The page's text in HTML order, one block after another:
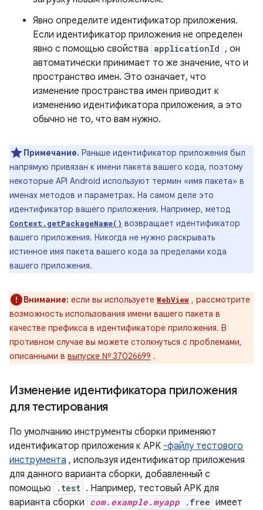
Явно определите идентификатор приложения.
Если идентификатор приложения не определен
явно с помощью свойства applicationId , он
автоматически принимает то же значение, что и
пространство имен. Это означает, что
изменение пространства имен приводит к
изменению идентификатора приложения, а это
обычно не то, что вам нужно.
Примечание. Раньше идентификатор приложения был
напрямую привязан к имени пакета вашего кода, поэтому
некоторые API Android используют термин «имя пакета» в
именах методов и параметрах. На самом деле это
идентификатор вашего приложения. Например, метод
Context.getPackageName() возвращает идентификатор
вашего приложения. Никогда не нужно раскрывать
истинное имя пакета вашего кода за пределами кода
вашего приложения.
Внимание: если вы используете WebView , рассмотрите
возможность использования имени вашего пакета в
качестве префикса в идентификаторе приложения. В
противном случае вы можете столкнуться с проблемами,
описанными в выпуске № 37026699 .
Изменение идентификатора приложения
для тестирования
По умолчанию инструменты сборки применяют
идентификатор приложения к APK -файлу тестового
инструмента , используя идентификатор приложения
для данного варианта сборки, добавленный с
помощью
.test . Например, тестовый APK для
варианта сборки com.example.myapp .free имеет